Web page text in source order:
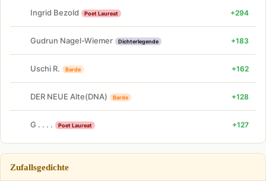
Ingrid Bezold Poet Laureat +294
Gudrun Nagel-Wiemer Dichterlegende +183
Uschi R. Barde +162
DER NEUE Alte(DNA) Barde +128
G . . . . Poet Laureat +127
Zufallsgedichte